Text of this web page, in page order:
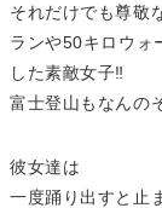
それだけでも尊敬
ランや50キロウォ
した素敵女子‼️
富士登山もなんの
彼女達は
一度踊り出すと止